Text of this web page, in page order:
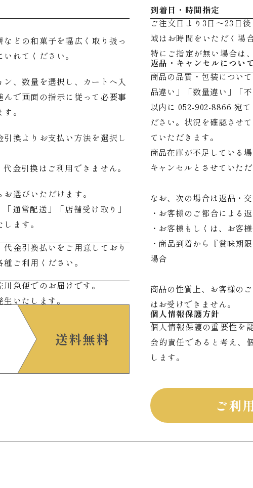
どの和菓子を幅広く取り扱っ
れてください。
、数量を選択し、カートへ入
で画面の指示に従って必要事
。
換よりお支払い方法を選択し
金引換はご利用できません。
選びいただけます。
通常配送」「店舗受け取り」
ます。
金引換払いをご用意しており
ご利用ください。
急便でのお届けです。
いたします。
送料無料
到着日・時間指定
ご注文日より3日～23日
域はお時間をいただく場
特にご指定が無い場合は
返品・キャンセルについ
商品の品質・包装につい
品違い」「数量違い」「
以内に 052-902-8866 宛
ださい。状況を確認させ
ていただきます。
商品在庫が不足している
キャンセルとさせていた
なお、次の場合は返品・
・お客様のご都合による
・お客様もしくは、お客
・商品到着から『賞味期
場合
商品の性質上、お客様の
はお受けできません。
個人情報保護方針
個人情報保護の重要性を
会的責任であると考え、
します。
ご利